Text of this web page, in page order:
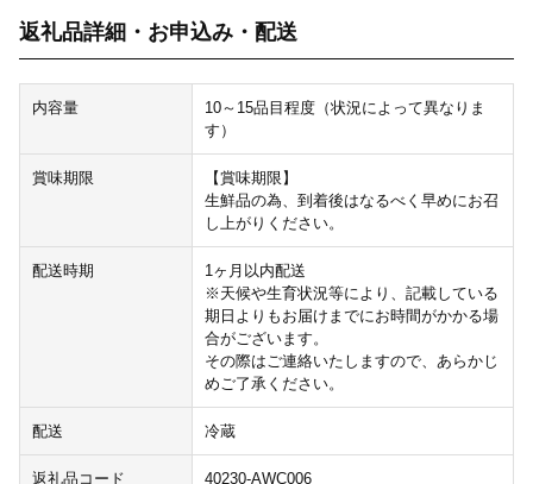
返礼品詳細・お申込み・配送
内容量
10～15品目程度（状況によって異なりま
す）
賞味期限
【賞味期限】
生鮮品の為、到着後はなるべく早めにお召
し上がりください。
配送時期
1ヶ月以内配送
※天候や生育状況等により、記載している
期日よりもお届けまでにお時間がかかる場
合がございます。
その際はご連絡いたしますので、あらかじ
めご了承ください。
配送 冷蔵
返礼品コード 40230-AWC006